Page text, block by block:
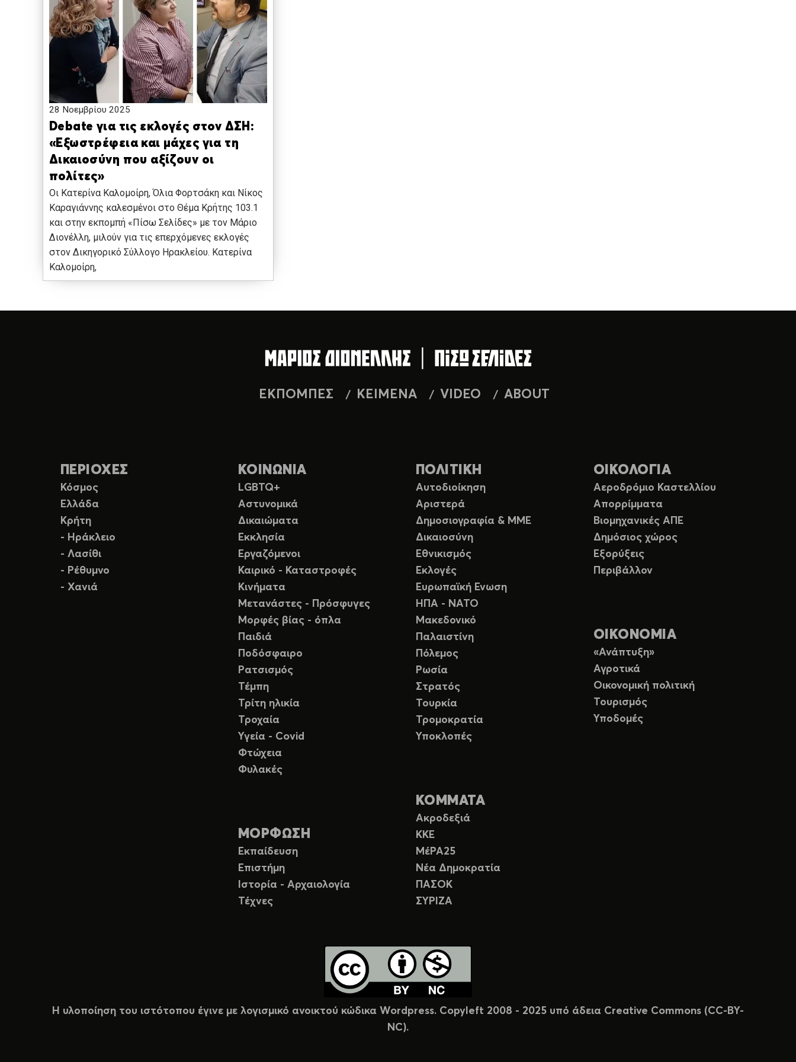
28 Νοεμβρίου 2025
Debate για τις εκλογές στον ΔΣΗ:
«Εξωστρέφεια και μάχες για τη
Δικαιοσύνη που αξίζουν οι
πολίτες»
Οι Κατερίνα Καλομοίρη, Όλια Φορτσάκη και Νίκος
Καραγιάννης καλεσμένοι στο Θέμα Κρήτης 103.1
και στην εκπομπή «Πίσω Σελίδες» με τον Μάριο
Διονέλλη, μιλούν για τις επερχόμενες εκλογές
στον Δικηγορικό Σύλλογο Ηρακλείου. Κατερίνα
Καλομοίρη,
ΕΚΠΟΜΠΕΣ ΚΕΙΜΕΝΑ VIDEO ABOUT
ΠΕΡΙΟΧΕΣ
Κόσμος
Ελλάδα
Κρήτη
- Ηράκλειο
- Λασίθι
- Ρέθυμνο
- Χανιά
ΚΟΙΝΩΝΙΑ
LGBTQ+
Αστυνομικά
Δικαιώματα
Εκκλησία
Εργαζόμενοι
Καιρικό - Καταστροφές
Κινήματα
Μετανάστες - Πρόσφυγες
Μορφές βίας - όπλα
Παιδιά
Ποδόσφαιρο
Ρατσισμός
Τέμπη
Τρίτη ηλικία
Τροχαία
Υγεία - Covid
Φτώχεια
Φυλακές
ΜΟΡΦΩΣΗ
Εκπαίδευση
Επιστήμη
Ιστορία - Αρχαιολογία
Τέχνες
ΠΟΛΙΤΙΚΗ
Αυτοδιοίκηση
Αριστερά
Δημοσιογραφία & ΜΜΕ
Δικαιοσύνη
Εθνικισμός
Εκλογές
Ευρωπαϊκή Ενωση
ΗΠΑ - ΝΑΤΟ
Μακεδονικό
Παλαιστίνη
Πόλεμος
Ρωσία
Στρατός
Τουρκία
Τρομοκρατία
Υποκλοπές
ΚΟΜΜΑΤΑ
Ακροδεξιά
ΚΚΕ
ΜέΡΑ25
Νέα Δημοκρατία
ΠΑΣΟΚ
ΣΥΡΙΖΑ
ΟΙΚΟΛΟΓΙΑ
Αεροδρόμιο Καστελλίου
Απορρίμματα
Βιομηχανικές ΑΠΕ
Δημόσιος χώρος
Εξορύξεις
Περιβάλλον
ΟΙΚΟΝΟΜΙΑ
«Ανάπτυξη»
Αγροτικά
Οικονομική πολιτική
Τουρισμός
Υποδομές
Η υλοποίηση του ιστότοπου έγινε με λογισμικό ανοικτού κώδικα Wordpress. Copyleft 2008 - 2025 υπό άδεια Creative Commons (CC-BY-
NC).